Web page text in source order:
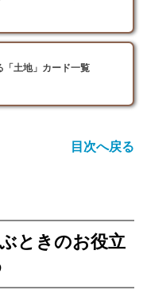
「土地」カード一覧
目次へ戻る
ときのお役立